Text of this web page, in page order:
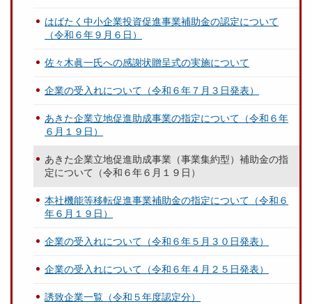
はばたく中小企業投資促進事業補助金の認定について
（令和６年９月６日）
佐々木眞一氏への感謝状贈呈式の実施について
企業の受入れについて（令和６年７月３日発表）
あきた企業立地促進助成事業の指定について（令和６年
６月１９日）
あきた企業立地促進助成事業（事業集約型）補助金の指
定について（令和６年６月１９日）
本社機能等移転促進事業補助金の指定について（令和６
年６月１９日）
企業の受入れについて（令和６年５月３０日発表）
企業の受入れについて（令和６年４月２５日発表）
誘致企業一覧（令和５年度認定分）